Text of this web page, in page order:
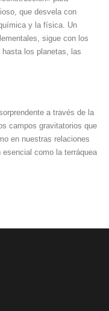
que desvela con
y la física. Un
sigue con los
los planetas, las
a través de la
campos gravitatorios que
en nuestras relaciones
como la terráquea